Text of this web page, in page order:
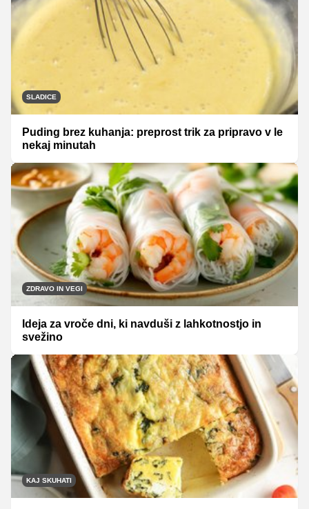
SLADICE
Puding brez kuhanja: preprost trik za pripravo v le
nekaj minutah
ZDRAVO IN VEGI
Ideja za vroče dni, ki navduši z lahkotnostjo in
svežino
KAJ SKUHATI